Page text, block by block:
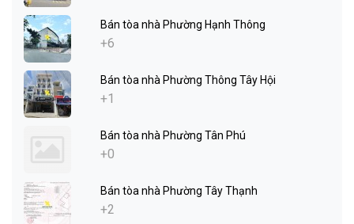
Bán tòa nhà Phường Hạnh Thông
+6
Bán tòa nhà Phường Thông Tây Hội
+1
Bán tòa nhà Phường Tân Phú
+0
Bán tòa nhà Phường Tây Thạnh
+2